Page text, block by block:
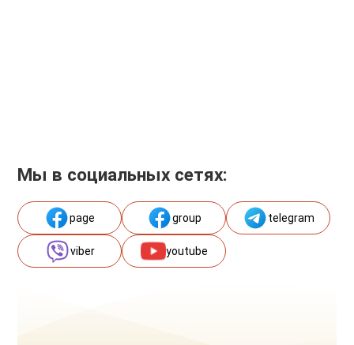
Мы в социальных сетях:
page group telegram
viber youtube